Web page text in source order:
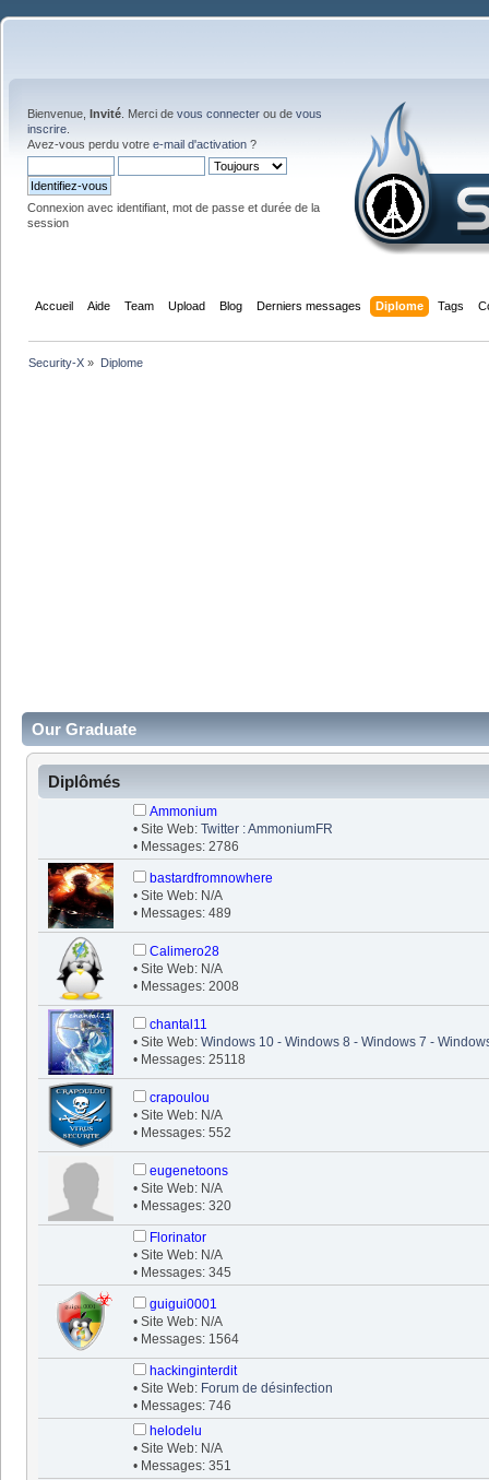
Bienvenue, Invité . Merci de vous connecter ou de vous
inscrire
Avez-vous perdu votre e-mail d'activation ?
Connexion avec identifiant, mot de passe et durée de la
session
Accueil Aide Team Upload Blog Derniers messages Diplome Tags
Security-X » Diplome
Our Graduate
Diplômés
Ammonium
• Site Web: Twitter : AmmoniumFR
• Messages: 2786
bastardfromnowhere
• Site Web: N/A
• Messages: 489
Calimero28
• Site Web: N/A
• Messages: 2008
chantal11
• Site Web: Windows 10 - Windows 8 - Windows 7 -
• Messages: 25118
crapoulou
• Site Web: N/A
• Messages: 552
eugenetoons
• Site Web: N/A
• Messages: 320
Florinator
• Site Web: N/A
• Messages: 345
guigui0001
• Site Web: N/A
• Messages: 1564
hackinginterdit
• Site Web: Forum de désinfection
• Messages: 746
helodelu
• Site Web: N/A
• Messages: 351